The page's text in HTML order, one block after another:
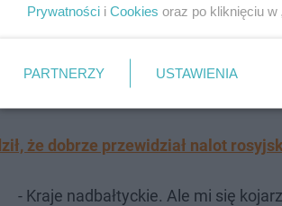
od jakiegoś czasu wynika, że
I że ma niepokojące
że dobrze przewidział nalot
- Kraje nadbałtyckie. Ale mi się
Prywatności i Cookies oraz po kliknięciu w
PARTNERZY USTAWIENIA